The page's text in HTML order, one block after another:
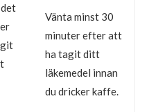
Vänta minst 30
minuter efter att
ha tagit ditt
läkemedel innan
du dricker kaffe.